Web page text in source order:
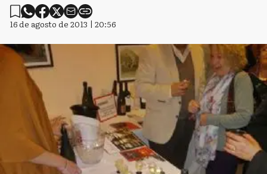
16 de agosto de 2013 | 20:56